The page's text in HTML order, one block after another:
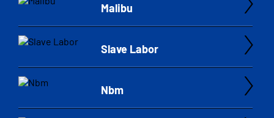
Malibu
Slave Labor
Nbm